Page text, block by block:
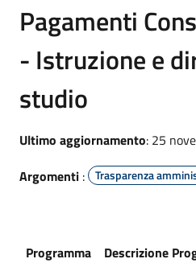
Pagamenti
- Istruzione e
studio
Ultimo aggiornamento: 25
Argomenti : Trasparenza
Programma Descrizione